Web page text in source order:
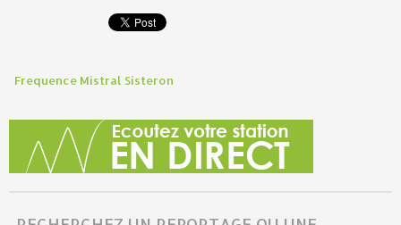
Frequence Mistral Sisteron